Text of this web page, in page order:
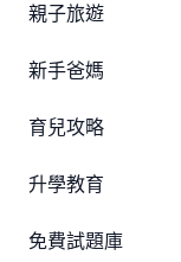
親子旅遊
新手爸媽
育兒攻略
升學教育
免費試題庫